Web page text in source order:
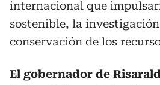
internacional que
sostenible, la
conservación de los
El gobernador de